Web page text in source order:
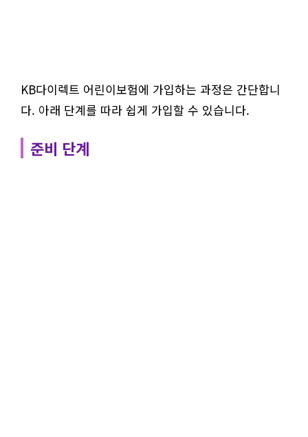
KB다이렉트 어린이보험에 가입하는 과정은 간단합니
다. 아래 단계를 따라 쉽게 가입할 수 있습니다.
준비 단계